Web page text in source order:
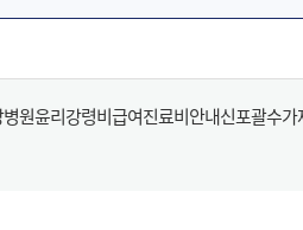
병원윤리강령비급여진료비안내신포괄수가